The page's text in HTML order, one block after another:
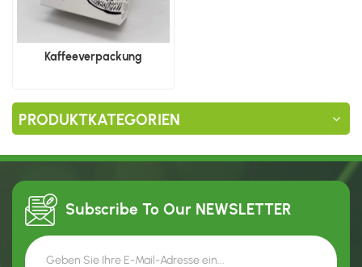
Kaffeeverpackung
PRODUKTKATEGORIEN
Subscribe To Our NEWSLETTER